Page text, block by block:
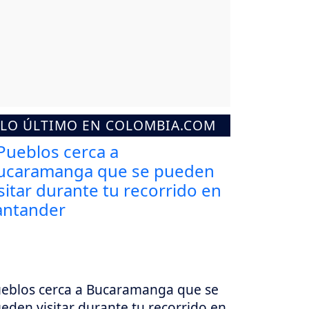
LO ÚLTIMO EN COLOMBIA.COM
cerca a Bucaramanga que se